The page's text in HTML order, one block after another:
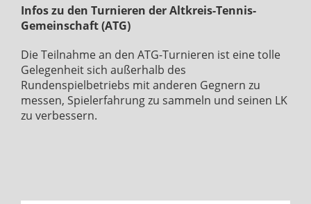
Infos zu den Turnieren der Altkreis-Tennis-
Gemeinschaft (ATG)
Die Teilnahme an den ATG-Turnieren ist eine tolle
Gelegenheit sich außerhalb des
Rundenspielbetriebs mit anderen Gegnern zu
messen, Spielerfahrung zu sammeln und seinen LK
zu verbessern.